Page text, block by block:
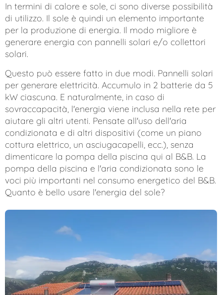
In termini di calore e sole, ci sono diverse possibilità
di utilizzo. Il sole è quindi un elemento importante
per la produzione di energia. Il modo migliore è
generare energia con pannelli solari e/o collettori
solari.
Questo può essere fatto in due modi. Pannelli solari
per generare elettricità. Accumulo in 2 batterie da 5
kW ciascuna. E naturalmente, in caso di
sovraccapacità, l'energia viene inclusa nella rete per
aiutare gli altri utenti. Pensate all'uso dell'aria
condizionata e di altri dispositivi (come un piano
cottura elettrico, un asciugacapelli, ecc.), senza
dimenticare la pompa della piscina qui al B&B. La
pompa della piscina e l'aria condizionata sono le
voci più importanti nel consumo energetico del B&B.
Quanto è bello usare l'energia del sole?